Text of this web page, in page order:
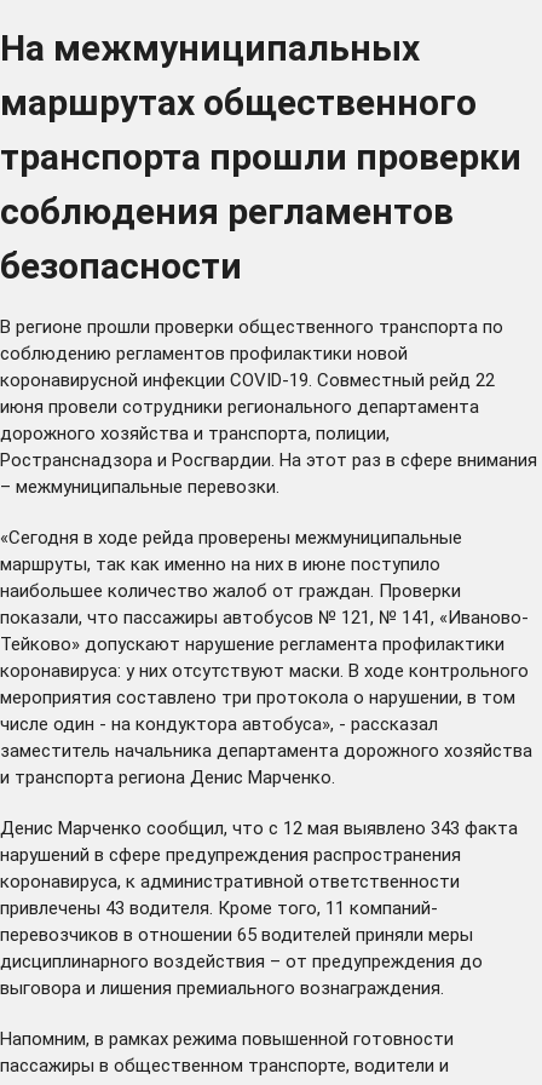
На межмуниципальных
маршрутах общественного
транспорта прошли проверки
соблюдения регламентов
безопасности
В регионе прошли проверки общественного транспорта по
соблюдению регламентов профилактики новой
коронавирусной инфекции COVID-19. Совместный рейд 22
июня провели сотрудники регионального департамента
дорожного хозяйства и транспорта, полиции,
Ространснадзора и Росгвардии. На этот раз в сфере внимания
– межмуниципальные перевозки.
«Сегодня в ходе рейда проверены межмуниципальные
маршруты, так как именно на них в июне поступило
наибольшее количество жалоб от граждан. Проверки
показали, что пассажиры автобусов № 121, № 141, «Иваново-
Тейково» допускают нарушение регламента профилактики
коронавируса: у них отсутствуют маски. В ходе контрольного
мероприятия составлено три протокола о нарушении, в том
числе один - на кондуктора автобуса», - рассказал
заместитель начальника департамента дорожного хозяйства
и транспорта региона Денис Марченко.
Денис Марченко сообщил, что с 12 мая выявлено 343 факта
нарушений в сфере предупреждения распространения
коронавируса, к административной ответственности
привлечены 43 водителя. Кроме того, 11 компаний-
перевозчиков в отношении 65 водителей приняли меры
дисциплинарного воздействия – от предупреждения до
выговора и лишения премиального вознаграждения.
Напомним, в рамках режима повышенной готовности
пассажиры в общественном транспорте, водители и